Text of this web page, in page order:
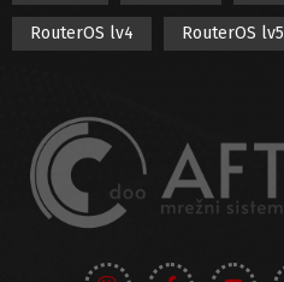
RouterOS lv4 RouterOS lv5